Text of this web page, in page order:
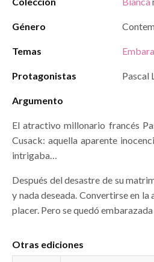
Género
Temas
Protagonistas Pascal
Argumento
El atractivo millonario francés
Cusack: aquella aparente
intrigaba…
Después del desastre de su
y nada deseada. Convertirse en
placer. Pero se quedó
Otras ediciones